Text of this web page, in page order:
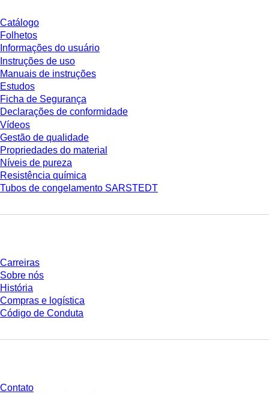
Catálogo
Folhetos
Informações do usuário
Instruções de uso
Manuais de instruções
Estudos
Ficha de Segurança
Declarações de conformidade
Vídeos
Gestão de qualidade
Propriedades do material
Níveis de pureza
Resistência química
Tubos de congelamento SARSTEDT
Carreiras
Sobre nós
História
Compras e logística
Código de Conduta
Contato